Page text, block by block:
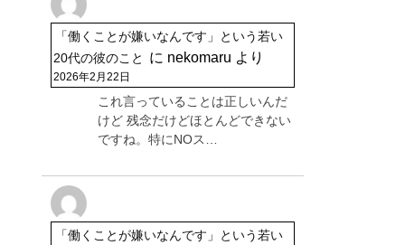
「働くことが嫌いなんです」という若い
20代の彼のこと
に nekomaru より
2026年2月22日
これ言っていることは正しいんだ
けど 残念だけどほとんどできない
ですね。特にNOス…
「働くことが嫌いなんです」という若い